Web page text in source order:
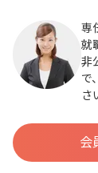
専
就
非
で
さ
会